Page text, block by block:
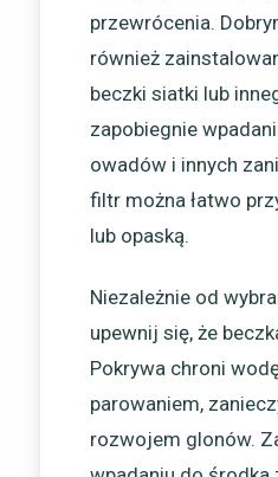
przewrócenia.
również
beczki siatki lub
zapobiegnie
owadów i innych
filtr można łatwo
lub opaską.
Niezależnie od
upewnij się, że
Pokrywa chroni
parowaniem,
rozwojem glonów.